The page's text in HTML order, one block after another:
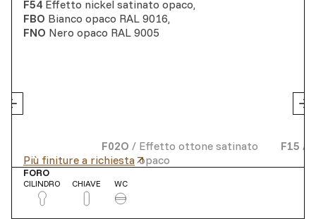
F54 Effetto nickel satinato opaco,
FBO Bianco opaco RAL 9016,
FNO Nero opaco RAL 9005
F02O / Effetto ottone satinato
opaco
F15 /
Più finiture a richiesta
FORO
CILINDRO CHIAVE WC